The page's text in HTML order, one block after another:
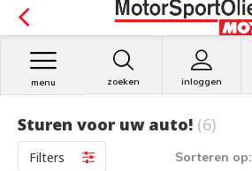
zoeken inloggen
menu
Sturen voor uw auto! (6)
Filters Sorteren op: